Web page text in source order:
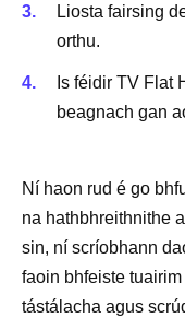
Liosta fairsing
orthu.
Is féidir TV Flat
beagnach gan
Ní haon rud é go
na hathbhreithnithe
sin, ní scríobhann
faoin bhfeiste
tástálacha agus